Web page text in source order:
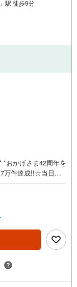
駅 徒歩9分
おかげさま42周年を
万件達成!!☆当日の
まで！朝日土地建
舗でその地域No.1
い物件も多数ござ
なぁ・・頭金無く
するの・・？etc.ま
資格者が丁寧にご
件達成!!*ご予約はお